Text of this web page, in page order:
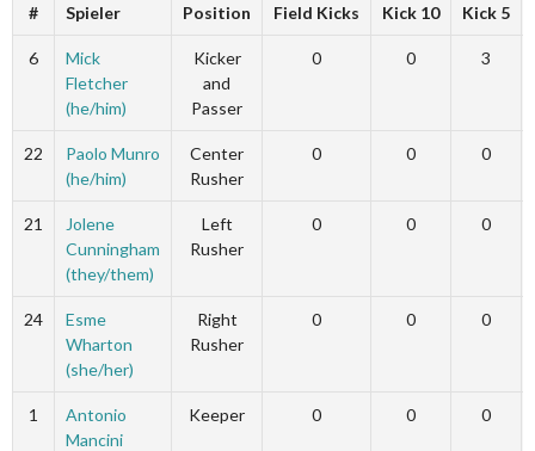
# Spieler Position Field Kicks Kick 10 Kick 5
6
Mick
Fletcher
(he/him)
Kicker
and
Passer
0 0 3
22
Paolo Munro
(he/him)
Center
Rusher
0 0 0
21
Jolene
Cunningham
(they/them)
Left
Rusher
0 0 0
24
Esme
Wharton
(she/her)
Right
Rusher
0 0 0
1
Antonio
Mancini
Keeper 0 0 0